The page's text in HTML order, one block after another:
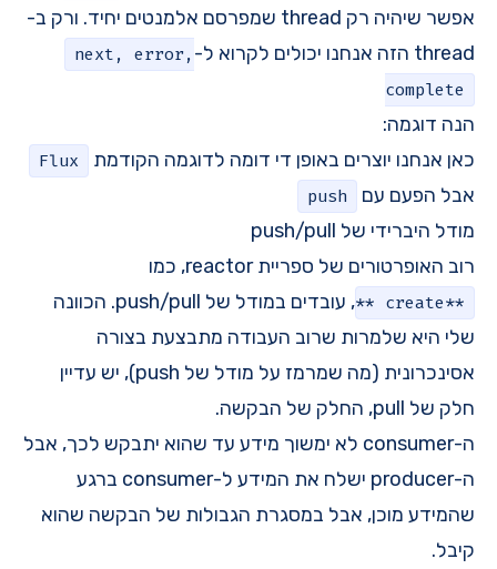
אפשר שיהיה רק thread שמפרסם אלמנטים יחיד. ורק ב-
thread הזה אנחנו יכולים לקרוא ל-
next, error,
complete
הנה דוגמה:
כאן אנחנו יוצרים באופן די דומה לדוגמה הקודמת
Flux
אבל הפעם עם push
מודל היברידי של push/pull
רוב האופרטורים של ספריית reactor, כמו
**create**
, עובדים במודל של push/pull. הכוונה
שלי היא שלמרות שרוב העבודה מתבצעת בצורה
אסינכרונית (מה שמרמז על מודל של push), יש עדיין
חלק של pull, החלק של הבקשה.
ה-consumer לא ימשוך מידע עד שהוא יתבקש לכך, אבל
ה-producer ישלח את המידע ל-consumer ברגע
שהמידע מוכן, אבל במסגרת הגבולות של הבקשה שהוא
קיבל.